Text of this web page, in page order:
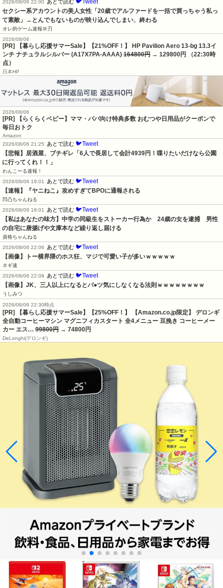
2026/08/06 22:00
あとで読む 🐦Tweet
セクシー系アカウントの美人女性「20歳でアルファードを一括で買っちゃう私っ
て素敵」→とんでもないものが映り込んでしまい、終わる
オレ的ゲーム速報＠刃
2026/08/06
[PR] 【暮らし応援サマーSale】【21%OFF！】 HP Pavilion Aero 13-bg 13.3イ
ンチ ナチュラルシルバー (A17X7PA-AAAA) 164800円 → 129800円 （22:30時
点）
日本HP
2026/08/06
[PR] 【らくらくベビー】ママ・パパ向け特典多数 おむつや日用品がクーポンで
毎日おトク
Amazon
2026/08/06 21:25
あとで読む 🐦Tweet
【悲報】居酒屋、ブチギレ「6人で長居して会計4939円！喋りたいだけなら公園
に行ってくれ！！」
わんこーる速報！
2026/08/06 19:01
あとで読む 🐦Tweet
【速報】『ヤニねこ』攻めすぎてBPOに通報される
凹凸ちゃんねる
2026/08/06 19:01
あとで読む 🐦Tweet
【私はあなたの味方】中学の同級生をストーカー行為か　24歳の女を逮捕　男性
の自宅に唐揚げや文庫本など繰り返し届ける
資格ちゃんねる
2026/08/06 22:06
あとで読む 🐦Tweet
【画像】トー横界隈のホス狂、マジで可愛い子が多いｗｗｗｗｗ
ネギ速
2026/08/06 22:09
あとで読む 🐦Tweet
【画像】JK、三人以上になるとパ●ツ気にしなくなる法則ｗｗｗｗｗｗｗｗ
うしみつ
2026/08/06 22:30時点
[PR] 【暮らし応援サマーSale】【25%OFF！】 【Amazon.co.jp限定】 デロンギ
全自動コーヒーマシン マグニフィカスタート 全4メニュー 豆挽き コーヒーメー
カー エス… 99800円 → 74800円
DeLonghi(デロンギ)